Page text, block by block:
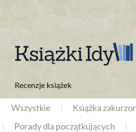
Recenzje książek
Wszystkie Książka
Porady dla początkujących